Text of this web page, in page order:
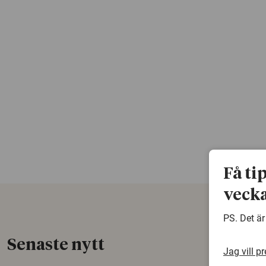
Senaste nytt
Få
PS. Det
Jag vill